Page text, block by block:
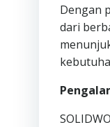
Dengan
dari